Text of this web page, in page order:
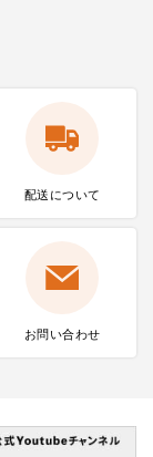
配送について
お問い合わせ